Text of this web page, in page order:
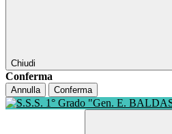
Chiudi
Conferma
Annulla Conferma